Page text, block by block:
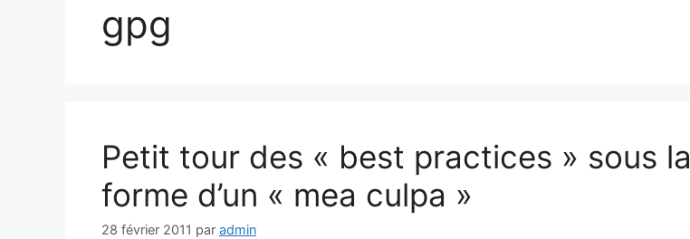
gpg
Petit tour des « best practices » sous la
forme d’un « mea culpa »
28 février 2011 par admin